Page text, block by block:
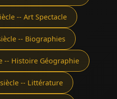
-- Art Spectacle
-- Biographies
-- Histoire Géographie
-- Littérature